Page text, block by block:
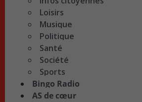
Loisirs
Musique
Politique
Santé
Société
Sports
Bingo Radio
AS de cœur